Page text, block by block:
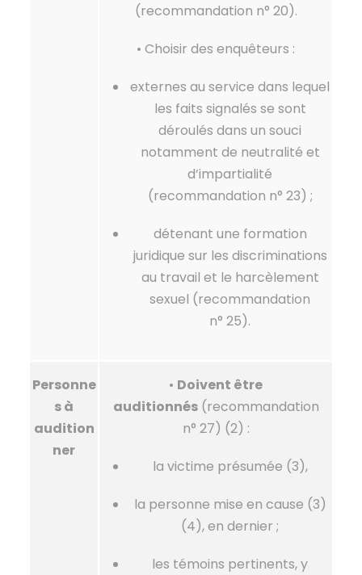
(recommandation n° 20).
• Choisir des enquêteurs :
externes au service dans lequel
les faits signalés se sont
déroulés dans un souci
notamment de neutralité et
d’impartialité
(recommandation n° 23) ;
détenant une formation
juridique sur les discriminations
au travail et le harcèlement
sexuel (recommandation
n° 25).
Personne
s à
audition
ner
• Doivent être
auditionnés(recommandation
n° 27) (2) :
la victime présumée (3),
la personne mise en cause (3)
(4), en dernier ;
les témoins pertinents, y